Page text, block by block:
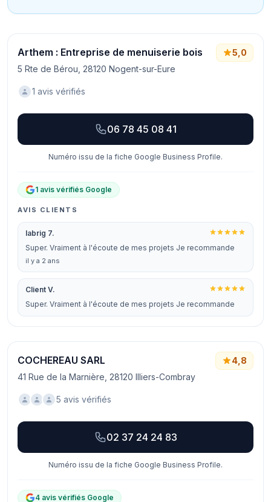
Arthem : Entreprise de menuiserie bois
5 Rte de Bérou, 28120 Nogent-sur-Eure
5,0
1 avis vérifiés
06 78 45 08 41
Numéro issu de la fiche Google Business Profile.
1 avis vérifiés Google
AVIS CLIENTS
labrig 7.
Super. Vraiment à l'écoute de mes projets Je recommande
il y a 2 ans
Client V.
Super. Vraiment à l'écoute de mes projets Je recommande
COCHEREAU SARL
41 Rue de la Marnière, 28120 Illiers-Combray
4,8
5 avis vérifiés
02 37 24 24 83
Numéro issu de la fiche Google Business Profile.
4 avis vérifiés Google